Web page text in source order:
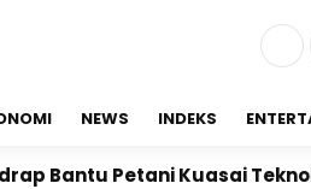
NEWS INDEKS
Petani Kuasai Teknologi